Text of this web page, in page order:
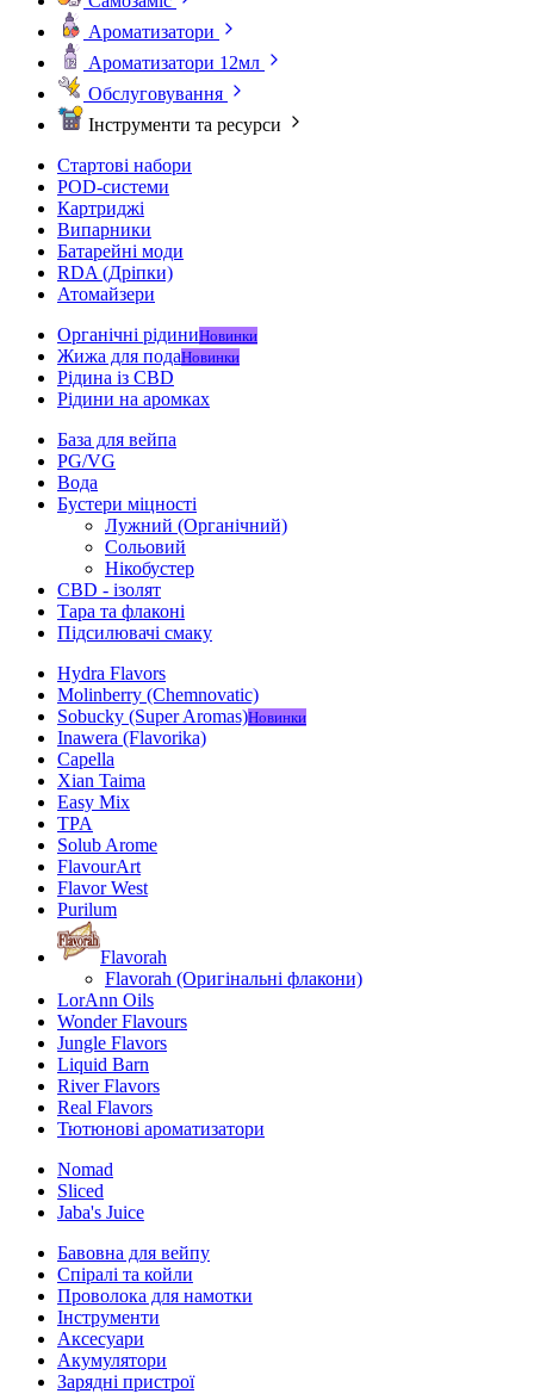
Ароматизатори
Ароматизатори 12мл
Обслуговування
Інструменти та ресурси
Стартові набори
POD-системи
Картриджі
Випарники
Батарейні моди
RDA (Дріпки)
Атомайзери
Органічні рідиниНовинки
Жижа для подаНовинки
Рідина із CBD
Рідини на аромках
База для вейпа
PG/VG
Вода
Бустери міцності
Лужний (Органічний)
Сольовий
Нікобустер
CBD - ізолят
Тара та флаконі
Підсилювачі смаку
Hydra Flavors
Molinberry (Chemnovatic)
Sobucky (Super Aromas)Новинки
Inawera (Flavorika)
Capella
Xian Taima
Easy Mix
TPA
Solub Arome
FlavourArt
Flavor West
Purilum
Flavorah
Flavorah (Оригінальні флакони)
LorAnn Oils
Wonder Flavours
Jungle Flavors
Liquid Barn
River Flavors
Real Flavors
Тютюнові ароматизатори
Nomad
Sliced
Jaba's Juice
Бавовна для вейпу
Спіралі та койли
Проволока для намотки
Інструменти
Аксесуари
Акумулятори
Зарядні пристрої